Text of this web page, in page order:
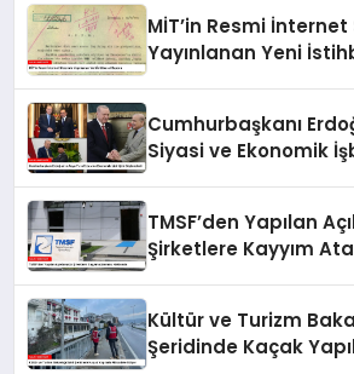
MİT’in Resmi
Yayınlanan Yeni
Cumhurbaşkanı
Siyasi ve Ekonomik
TMSF’den Yapılan
Şirketlere Kayyım
Kültür ve Turizm
Şeridinde Kaçak